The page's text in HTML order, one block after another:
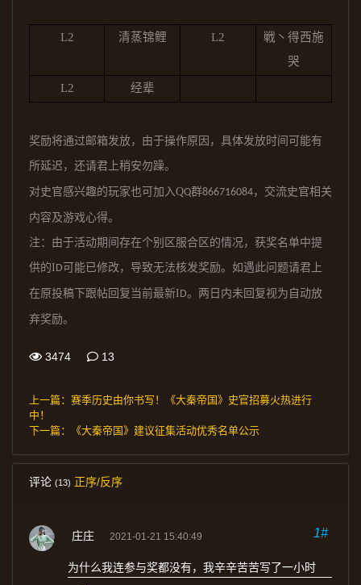
L2 清蒸锦鲤 L2
戦丶得西施
哭
L2 经辈
奖励将通过邮箱发放，由于操作原因，具体发放时间可能有
所延迟，还请君上稍安勿躁。
对史官感兴趣的玩家也可加入QQ群866716084，交流史官相关
内容及游戏心得。
注：由于活动期间存在个别区服合区的情况，获奖名单中提
供的ID可能已修改，导致无法核发奖励。如遇此问题请君上
在原投稿下跟帖回复当前最新ID。两日内未回复视为自动放
弃奖励。
3474 13
上一篇： 赛季历史由你书写！《大秦帝国》史官招募火热进行
中！
下一篇：
《大秦帝国》建议征集活动优秀名单公示
评论 (13) 正序/反序
庄庄 2021-01-21 15:40:49 1#
为什么我连参与奖都没有，我辛辛苦苦写了一小时